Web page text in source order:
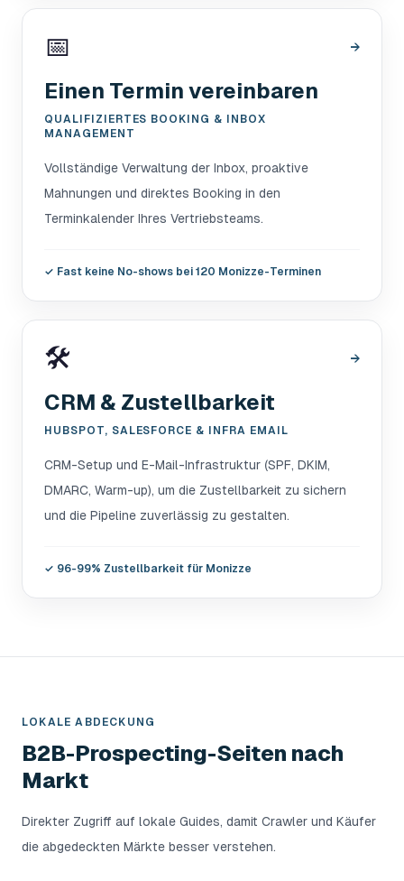
📅 →
Einen Termin vereinbaren
QUALIFIZIERTES BOOKING & INBOX
MANAGEMENT
Vollständige Verwaltung der Inbox, proaktive
Mahnungen und direktes Booking in den
Terminkalender Ihres Vertriebsteams.
✓ Fast keine No-shows bei 120 Monizze-Terminen
🛠️ →
CRM & Zustellbarkeit
HUBSPOT, SALESFORCE & INFRA EMAIL
CRM-Setup und E-Mail-Infrastruktur (SPF, DKIM,
DMARC, Warm-up), um die Zustellbarkeit zu sichern
und die Pipeline zuverlässig zu gestalten.
✓ 96-99% Zustellbarkeit für Monizze
LOKALE ABDECKUNG
B2B-Prospecting-Seiten nach
Markt
Direkter Zugriff auf lokale Guides, damit Crawler und Käufer
die abgedeckten Märkte besser verstehen.